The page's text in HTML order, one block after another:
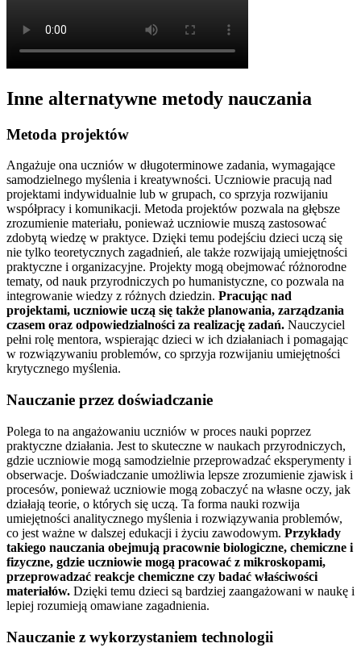
Inne alternatywne metody nauczania
Metoda projektów
Angażuje ona uczniów w długoterminowe zadania, wymagające
samodzielnego myślenia i kreatywności. Uczniowie pracują nad
projektami indywidualnie lub w grupach, co sprzyja rozwijaniu
współpracy i komunikacji. Metoda projektów pozwala na głębsze
zrozumienie materiału, ponieważ uczniowie muszą zastosować
zdobytą wiedzę w praktyce. Dzięki temu podejściu dzieci uczą się
nie tylko teoretycznych zagadnień, ale także rozwijają umiejętności
praktyczne i organizacyjne. Projekty mogą obejmować różnorodne
tematy, od nauk przyrodniczych po humanistyczne, co pozwala na
integrowanie wiedzy z różnych dziedzin. Pracując nad
projektami, uczniowie uczą się także planowania, zarządzania
czasem oraz odpowiedzialności za realizację zadań. Nauczyciel
pełni rolę mentora, wspierając dzieci w ich działaniach i pomagając
w rozwiązywaniu problemów, co sprzyja rozwijaniu umiejętności
krytycznego myślenia.
Nauczanie przez doświadczanie
Polega to na angażowaniu uczniów w proces nauki poprzez
praktyczne działania. Jest to skuteczne w naukach przyrodniczych,
gdzie uczniowie mogą samodzielnie przeprowadzać eksperymenty i
obserwacje. Doświadczanie umożliwia lepsze zrozumienie zjawisk i
procesów, ponieważ uczniowie mogą zobaczyć na własne oczy, jak
działają teorie, o których się uczą. Ta forma nauki rozwija
umiejętności analitycznego myślenia i rozwiązywania problemów,
co jest ważne w dalszej edukacji i życiu zawodowym. Przykłady
takiego nauczania obejmują pracownie biologiczne, chemiczne i
fizyczne, gdzie uczniowie mogą pracować z mikroskopami,
przeprowadzać reakcje chemiczne czy badać właściwości
materiałów. Dzięki temu dzieci są bardziej zaangażowani w naukę i
lepiej rozumieją omawiane zagadnienia.
Nauczanie z wykorzystaniem technologii